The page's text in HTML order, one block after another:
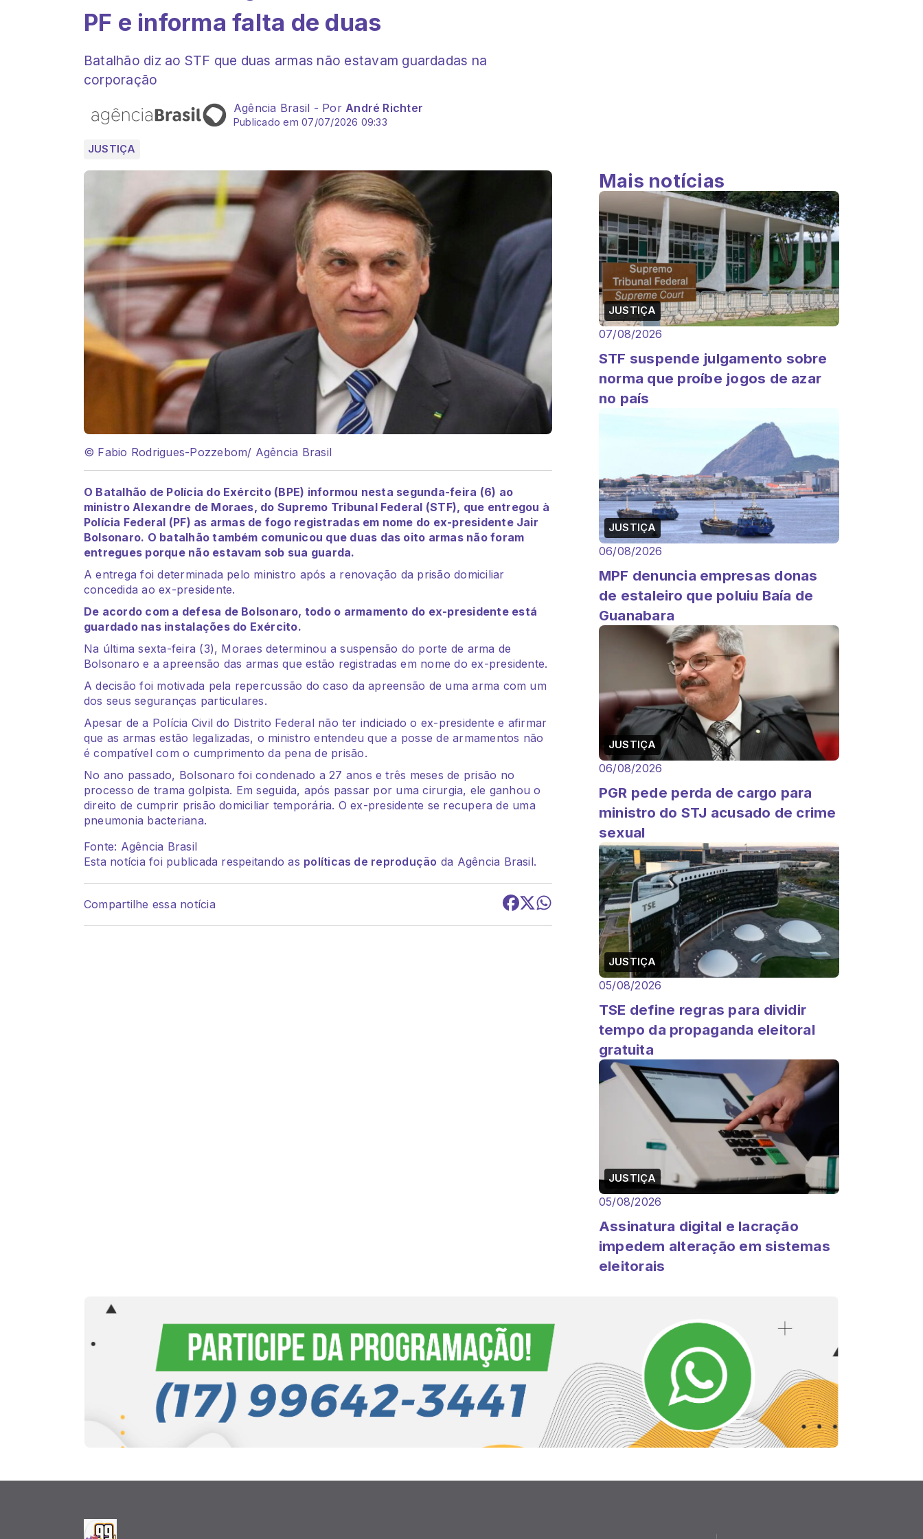
PF e informa falta de duas
Batalhão diz ao STF que duas armas não estavam guardadas na
corporação
Agência Brasil - PorAndré Richter
Publicado em 07/07/2026 09:33
JUSTIÇA
© Fabio Rodrigues-Pozzebom/ Agência Brasil
O Batalhão de Polícia do Exército (BPE) informou nesta segunda-feira (6) ao
ministro Alexandre de Moraes, do Supremo Tribunal Federal (STF), que entregou à
Polícia Federal (PF) as armas de fogo registradas em nome do ex-presidente Jair
Bolsonaro. O batalhão também comunicou que duas das oito armas não foram
entregues porque não estavam sob sua guarda.
A entrega foi determinada pelo ministro após a renovação da prisão domiciliar
concedida ao ex-presidente.
De acordo com a defesa de Bolsonaro, todo o armamento do ex-presidente está
guardado nas instalações do Exército.
Na última sexta-feira (3), Moraes determinou a suspensão do porte de arma de
Bolsonaro e a apreensão das armas que estão registradas em nome do ex-presidente.
A decisão foi motivada pela repercussão do caso da apreensão de uma arma com um
dos seus seguranças particulares.
Apesar de a Polícia Civil do Distrito Federal não ter indiciado o ex-presidente e afirmar
que as armas estão legalizadas, o ministro entendeu que a posse de armamentos não
é compatível com o cumprimento da pena de prisão.
No ano passado, Bolsonaro foi condenado a 27 anos e três meses de prisão no
processo de trama golpista. Em seguida, após passar por uma cirurgia, ele ganhou o
direito de cumprir prisão domiciliar temporária. O ex-presidente se recupera de uma
pneumonia bacteriana.
Fonte: Agência Brasil
Esta notícia foi publicada respeitando as políticas de reprodução da Agência Brasil.
Compartilhe essa notícia
Mais notícias
JUSTIÇA
07/08/2026
STF suspende julgamento sobre
norma que proíbe jogos de azar
no país
JUSTIÇA
06/08/2026
MPF denuncia empresas donas
de estaleiro que poluiu Baía de
Guanabara
JUSTIÇA
06/08/2026
PGR pede perda de cargo para
ministro do STJ acusado de crime
sexual
JUSTIÇA
05/08/2026
TSE define regras para dividir
tempo da propaganda eleitoral
gratuita
JUSTIÇA
05/08/2026
Assinatura digital e lacração
impedem alteração em sistemas
eleitorais